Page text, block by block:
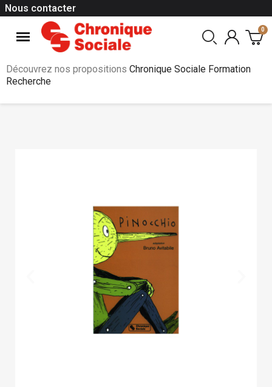
Nous contacter
Découvrez nos propositions Chronique Sociale Formation
Recherche